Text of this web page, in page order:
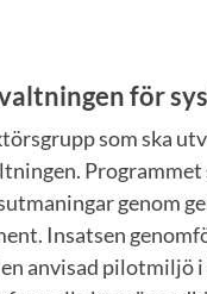
för
som ska
Programmet
genom
Insatsen
anvisad pilotmiljö